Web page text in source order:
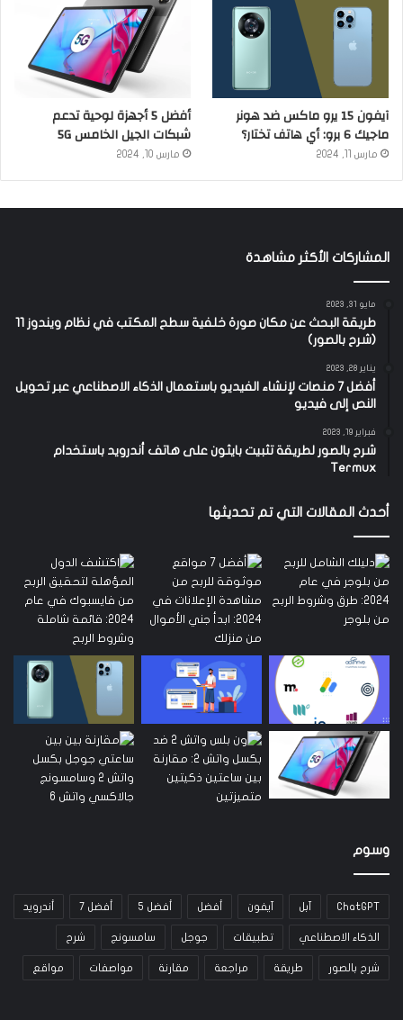
آيفون 15 يرو ماكس ضد هونر
ماجيك 6 برو: أي هاتف تختار؟
مارس 11, 2024
أفضل 5 أجهزة لوحية تدعم
شبكات الجيل الخامس 5G
مارس 10, 2024
المشاركات الأكثر مشاهدة
مايو 31, 2023
طريقة البحث عن مكان صورة خلفية سطح المكتب في نظام ويندوز 11
(شرح بالصور)
يناير 28, 2023
أفضل 7 منصات لإنشاء الفيديو باستعمال الذكاء الاصطناعي عبر تحويل
النص إلى فيديو
فبراير 19, 2023
شرح بالصور لطريقة تثبيت بايثون على هاتف أندرويد باستخدام
Termux
أحدث المقالات التي تم تحديثها
وسوم
ChatGPT آبل آيفون أفضل أفضل 5 أفضل 7 أندرويد
الذكاء الاصطناعي تطبيقات جوجل سامسونج شرح
شرح بالصور طريقة مراجعة مقارنة مواصفات مواقع